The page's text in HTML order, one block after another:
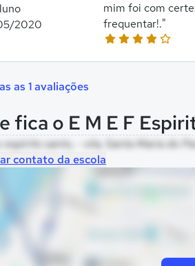
2020
mim foi com
frequentar!."
as 1 avaliações
fica o E M E F
espirito santo, - vila, Santa Maria do
contato da escola